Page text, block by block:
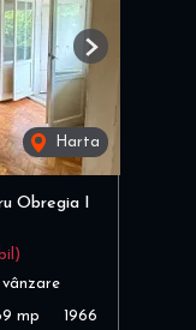
Harta
Next
Obregia I
mp 1966